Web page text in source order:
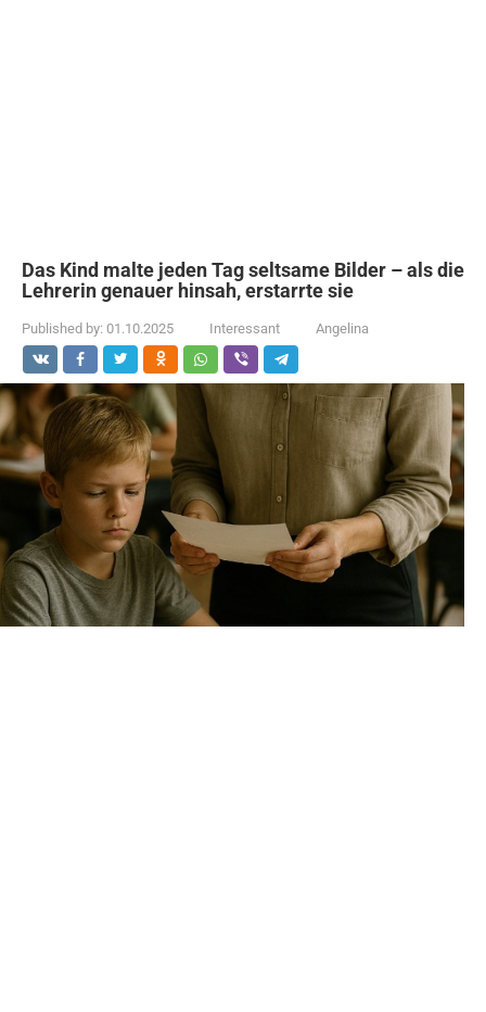
Das Kind malte jeden Tag seltsame Bilder – als die
Lehrerin genauer hinsah, erstarrte sie
Published by: 01.10.2025 Interessant Angelina